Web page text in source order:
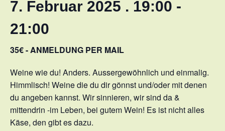
7. Februar 2025 . 19:00 -
21:00
35€ - ANMELDUNG PER MAIL
Weine wie du! Anders. Aussergewöhnlich und einmalig.
Himmlisch! Weine die du dir gönnst und/oder mit denen
du angeben kannst. Wir sinnieren, wir sind da &
mittendrin -im Leben, bei gutem Wein! Es ist nicht alles
Käse, den gibt es dazu.